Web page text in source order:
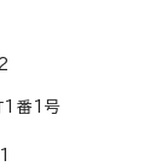
番1号